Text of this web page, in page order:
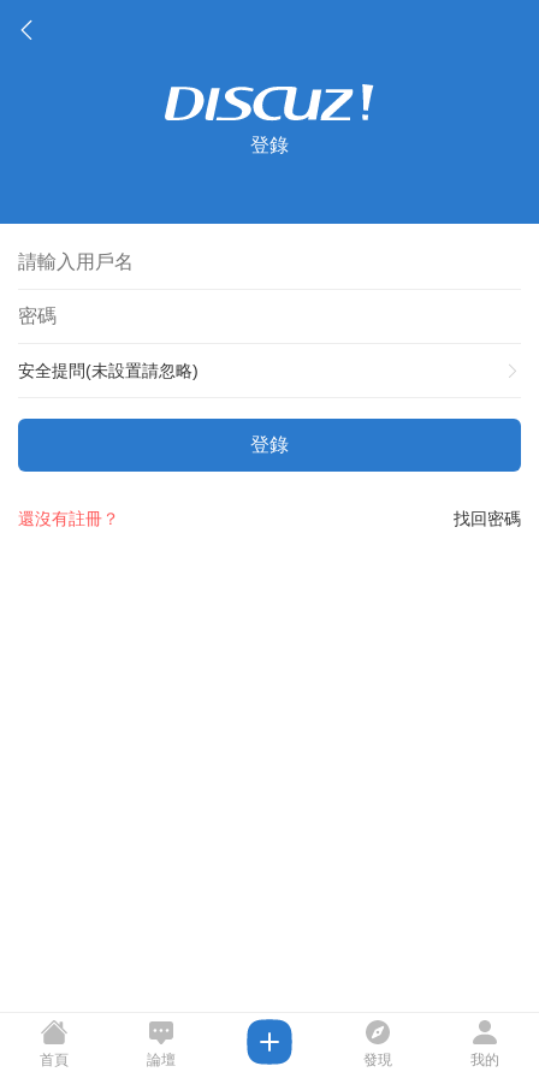
登錄
安全提問(未設置請忽略)
登錄
找回密碼
還沒有註冊？
首頁 論壇 發現 我的